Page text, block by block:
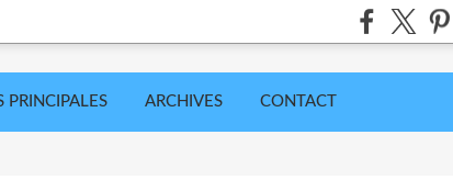
PRINCIPALES ARCHIVES CONTACT